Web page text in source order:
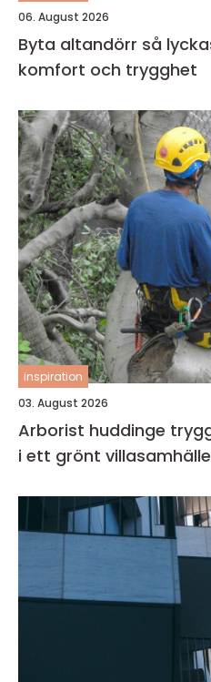
06. August 2026
Byta altandörr så lyckas man med ljus,
komfort och trygghet
inspiration
03. August 2026
Arborist huddinge trygg och hållbar trädvård
i ett grönt villasamhälle